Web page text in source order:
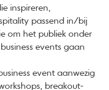
inspireren,
passend in/bij
om het publiek onder
events gaan
event aanwezig
breakout-